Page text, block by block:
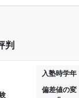
よるのかもしれな
もしれない。
判
入塾時学年
偏差値の変